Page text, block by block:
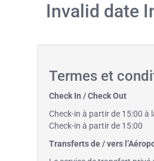
Invalid date
Termes et
Check In / Check Out
Check-in à partir de 15:00 à
Check-in à partir de 15:00
Transferts de / vers